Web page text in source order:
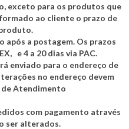
exceto para os produtos que
ao cliente o prazo de
após a postagem. Os prazos
e 4 a 20 dias via PAC.
enviado para o endereço de
no endereço devem
de Atendimento
com pagamento através
ser alterados.